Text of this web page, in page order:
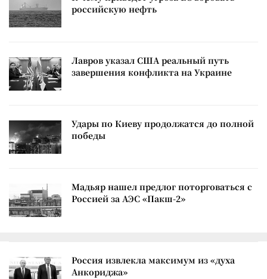
российскую нефть
Лавров указал США реальный путь
завершения конфликта на Украине
Удары по Киеву продолжатся до полной
победы
Мадьяр нашел предлог поторговаться с
Россией за АЭС «Пакш-2»
Россия извлекла максимум из «духа
Анкориджа»